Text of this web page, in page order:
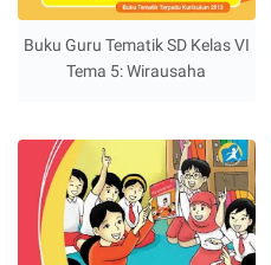
Buku Guru Tematik SD Kelas VI
Tema 5: Wirausaha